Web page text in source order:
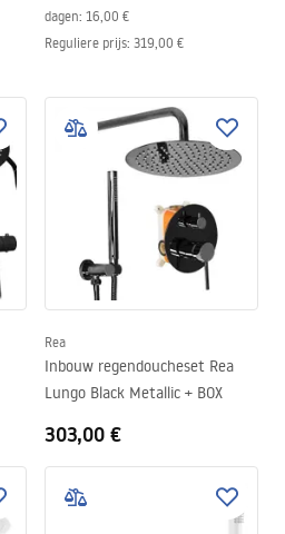
dagen: 16,00 €
Reguliere prijs: 319,00 €
Rea
Inbouw regendoucheset Rea
Lungo Black Metallic + BOX
303,00 €